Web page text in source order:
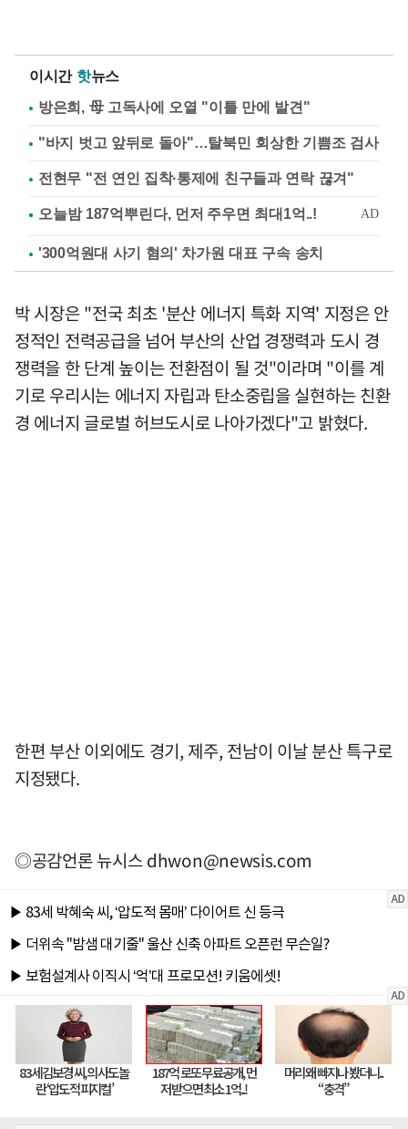
이시간 핫뉴스
방은희, 母 고독사에 오열 "이틀 만에 발견"
"바지 벗고 앞뒤로 돌아"…탈북민 회상한 기쁨조 검사
전현무 "전 연인 집착·통제에 친구들과 연락 끊겨"
'300억원대 사기 혐의' 차가원 대표 구속 송치
박 시장은 "전국 최초 '분산 에너지 특화 지역' 지정은 안
정적인 전력공급을 넘어 부산의 산업 경쟁력과 도시 경
쟁력을 한 단계 높이는 전환점이 될 것"이라며 "이를 계
기로 우리시는 에너지 자립과 탄소중립을 실현하는 친환
경 에너지 글로벌 허브도시로 나아가겠다"고 밝혔다.
한편 부산 이외에도 경기, 제주, 전남이 이날 분산 특구로
지정됐다.
◎공감언론 뉴시스dhwon@newsis.com